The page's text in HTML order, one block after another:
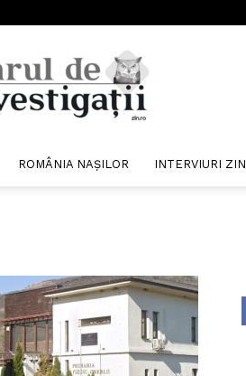
de
ROMÂNIA NAȘILOR INTERVIURI ZIN